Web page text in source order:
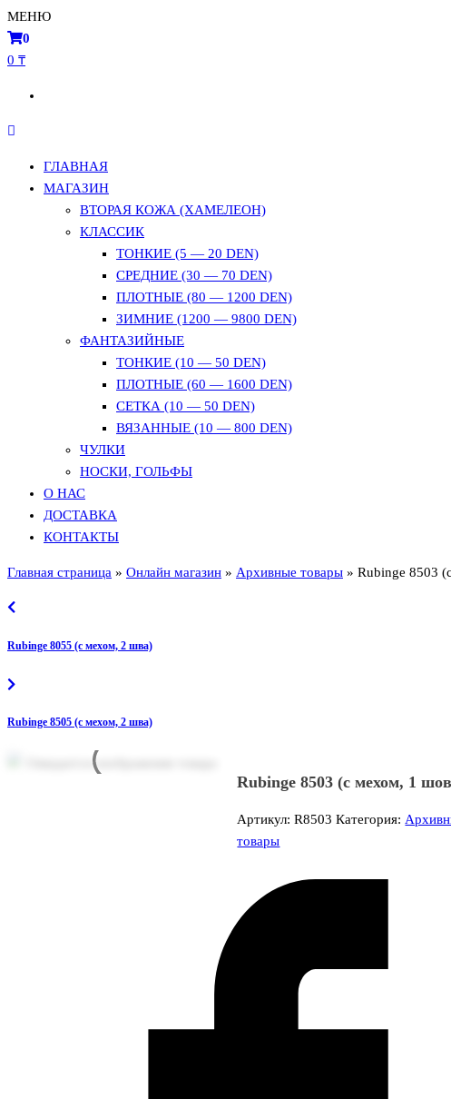
МЕНЮ
0
0 ₸
ГЛАВНАЯ
МАГАЗИН
ВТОРАЯ КОЖА (ХАМЕЛЕОН)
КЛАССИК
ТОНКИЕ (5 — 20 DEN)
СРЕДНИЕ (30 — 70 DEN)
ПЛОТНЫЕ (80 — 1200 DEN)
ЗИМНИЕ (1200 — 9800 DEN)
ФАНТАЗИЙНЫЕ
ТОНКИЕ (10 — 50 DEN)
ПЛОТНЫЕ (60 — 1600 DEN)
СЕТКА (10 — 50 DEN)
ВЯЗАННЫЕ (10 — 800 DEN)
ЧУЛКИ
НОСКИ, ГОЛЬФЫ
О НАС
ДОСТАВКА
КОНТАКТЫ
Главная страница » Онлайн магазин » Архивные товары » Rubinge 8503
Rubinge 8055 (с мехом, 2 шва)
Rubinge 8505 (с мехом, 2 шва)
Rubinge 8503 (с мехом, 1
Артикул:R8503 Категория:
товары